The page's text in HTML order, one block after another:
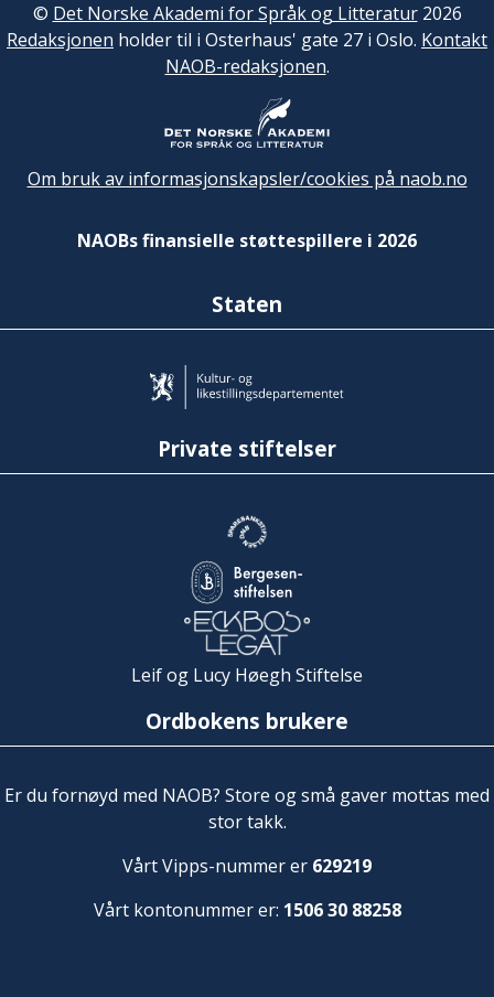
© Det Norske Akademi for Språk og Litteratur2026
Redaksjonen holder til i Osterhaus' gate 27 i Oslo. Kontakt
NAOB-redaksjonen.
Om bruk av informasjonskapsler/cookies på naob.no
NAOBs finansielle støttespillere i 2026
Staten
Private stiftelser
Leif og Lucy Høegh Stiftelse
Ordbokens brukere
Er du fornøyd med NAOB? Store og små gaver mottas med
stor takk.
Vårt Vipps-nummer er 629219
Vårt kontonummer er: 1506 30 88258